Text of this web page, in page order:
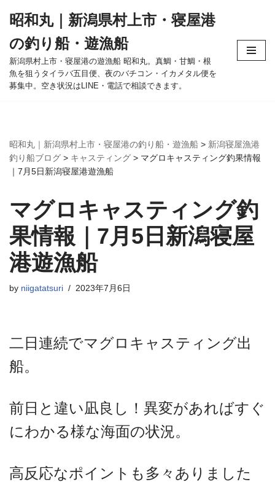
ン
テ
ン
ツ
ッ
プ
昭和丸｜新潟県村上市・寝屋港
の釣り船・遊漁船
新潟県村上市・寝屋港の遊漁船 昭和丸。真鯛・甘鯛・根
魚を狙うタイラバ五目便、夜のバチコン・イカメタル便を
募集中。空き状況はLINE・電話で相談できます。
昭和丸｜新潟県村上市・寝屋港の釣り船・遊漁船 > 新潟寝屋漁港
釣り船ブログ > キャスティング > マグロキャスティング釣果情報
｜7月5日新潟寝屋港遊漁船
マグロキャスティング釣
果情報｜7月5日新潟寝屋
港遊漁船
by niigatatsuri 2023年7月6日
二日連続でマグロキャスティング出
船。
前日と違い凪良し！異変があればすぐ
にわかる様な海面の状況。
高反応なポイントも多々ありました